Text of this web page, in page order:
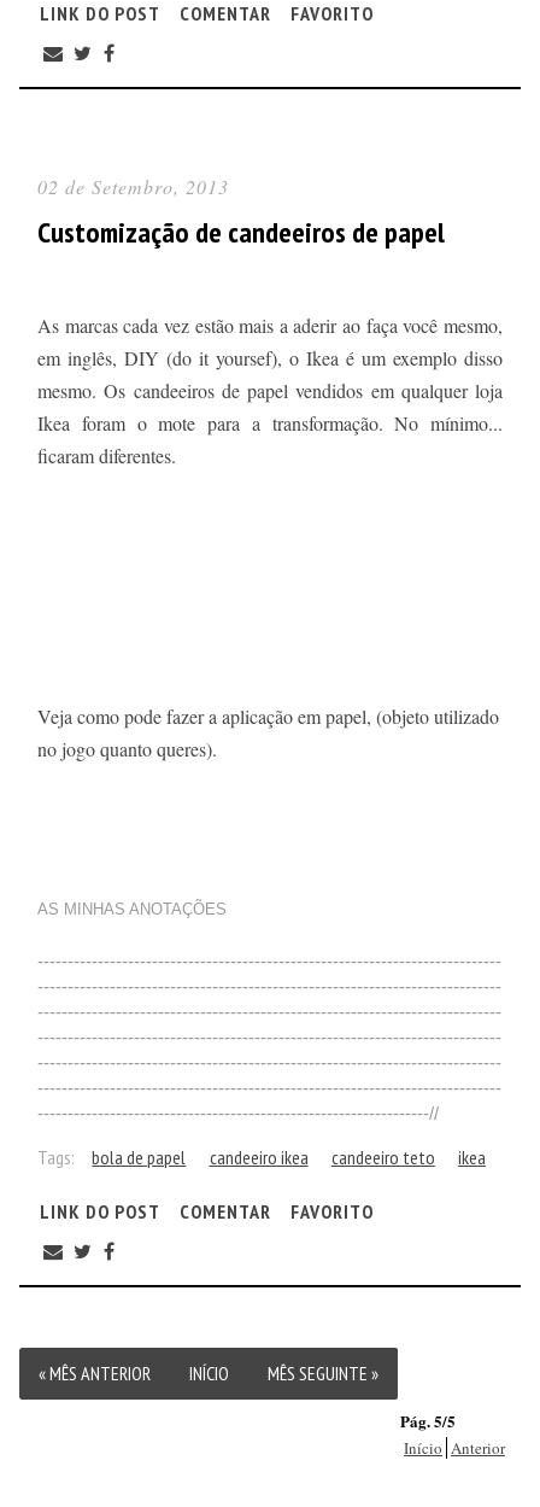
LINK DO POST COMENTAR FAVORITO
02 de Setembro, 2013
Customização de candeeiros de papel
As marcas cada vez estão mais a aderir ao faça você mesmo,
em inglês, DIY (do it yoursef), o Ikea é um exemplo disso
mesmo. Os candeeiros de papel vendidos em qualquer loja
Ikea foram o mote para a transformação. No mínimo...
ficaram diferentes.
Veja como pode fazer a aplicação em papel, (objeto utilizado
no jogo quanto queres).
AS MINHAS ANOTAÇÕES
-----------------------------------------------------------------------------
-----------------------------------------------------------------------------
-----------------------------------------------------------------------------
-----------------------------------------------------------------------------
-----------------------------------------------------------------------------
-----------------------------------------------------------------------------
-----------------------------------------------------------------//
Tags: bola de papel candeeiro ikea candeeiro teto ikea
LINK DO POST COMENTAR FAVORITO
« MÊS ANTERIOR INÍCIO MÊS SEGUINTE »
Pág. 5/5
Início Anterior